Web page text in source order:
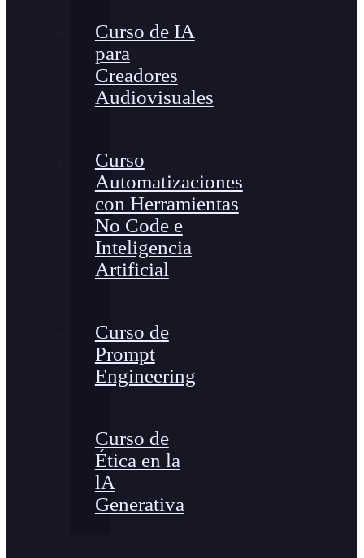
Curso de IA
para
Creadores
Audiovisuales
Curso
Automatizaciones
con Herramientas
No Code e
Inteligencia
Artificial
Curso de
Prompt
Engineering
Curso de
Ética en la
lA
Generativa